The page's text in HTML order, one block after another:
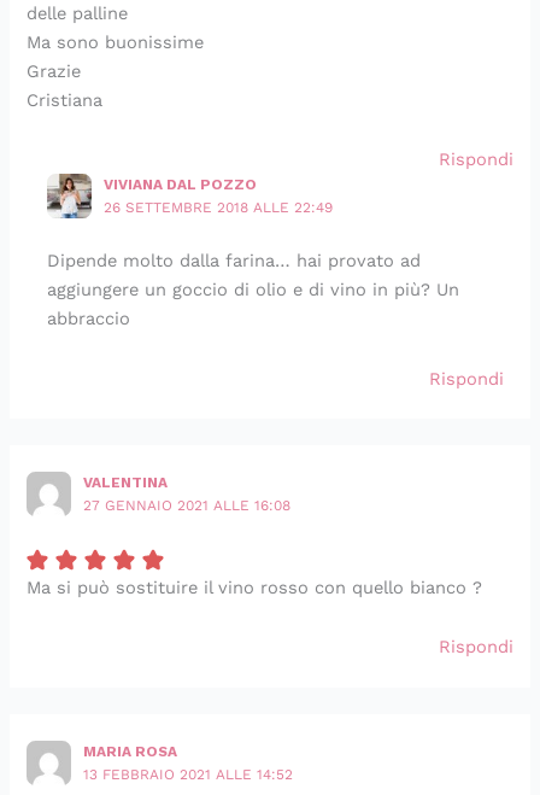
delle palline
Ma sono buonissime
Grazie
Cristiana
Rispondi
VIVIANA DAL POZZO
26 SETTEMBRE 2018 ALLE 22:49
Dipende molto dalla farina… hai provato ad
aggiungere un goccio di olio e di vino in più? Un
abbraccio
Rispondi
VALENTINA
27 GENNAIO 2021 ALLE 16:08
Ma si può sostituire il vino rosso con quello bianco ?
Rispondi
MARIA ROSA
13 FEBBRAIO 2021 ALLE 14:52